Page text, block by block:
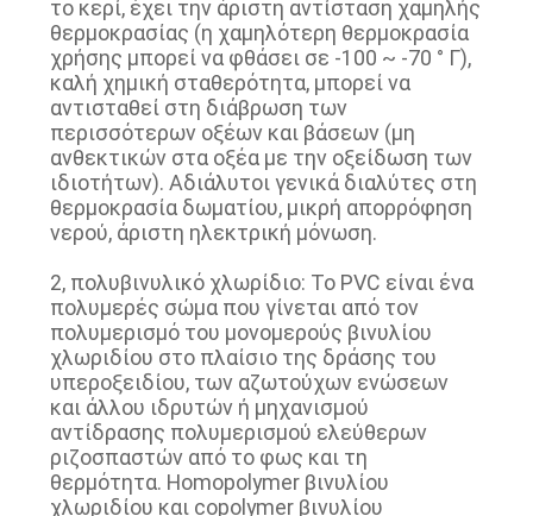
το κερί, έχει την άριστη αντίσταση χαμηλής
θερμοκρασίας (η χαμηλότερη θερμοκρασία
χρήσης μπορεί να φθάσει σε -100 ~ -70 ° Γ),
καλή χημική σταθερότητα, μπορεί να
αντισταθεί στη διάβρωση των
περισσότερων οξέων και βάσεων (μη
ανθεκτικών στα οξέα με την οξείδωση των
ιδιοτήτων). Αδιάλυτοι γενικά διαλύτες στη
θερμοκρασία δωματίου, μικρή απορρόφηση
νερού, άριστη ηλεκτρική μόνωση.
2, πολυβινυλικό χλωρίδιο: Το PVC είναι ένα
πολυμερές σώμα που γίνεται από τον
πολυμερισμό του μονομερούς βινυλίου
χλωριδίου στο πλαίσιο της δράσης του
υπεροξειδίου, των αζωτούχων ενώσεων
και άλλου ιδρυτών ή μηχανισμού
αντίδρασης πολυμερισμού ελεύθερων
ριζοσπαστών από το φως και τη
θερμότητα. Homopolymer βινυλίου
χλωριδίου και copolymer βινυλίου